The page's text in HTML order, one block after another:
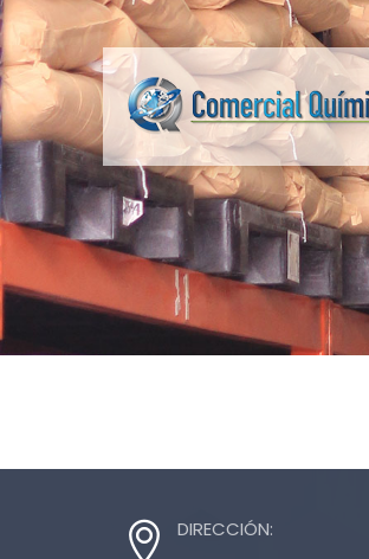
DIRECCIÓN: